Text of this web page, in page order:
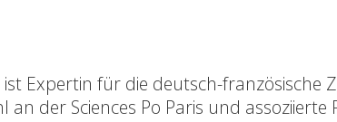
ist Expertin für die deutsch-
an der Sciences Po Paris und